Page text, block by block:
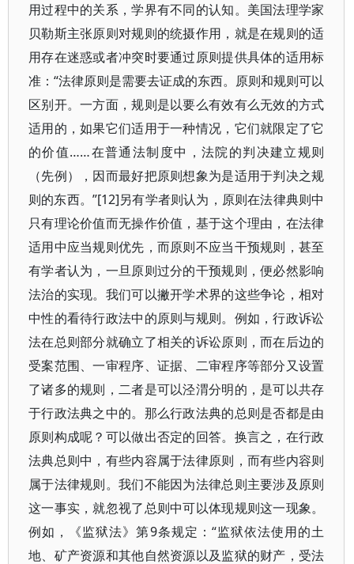
用过程中的关系，学界有不同的认知。美国法理学家
贝勒斯主张原则对规则的统摄作用，就是在规则的适
用存在迷惑或者冲突时要通过原则提供具体的适用标
准：“法律原则是需要去证成的东西。原则和规则可以
区别开。一方面，规则是以要么有效有么无效的方式
适用的，如果它们适用于一种情况，它们就限定了它
的价值……在普通法制度中，法院的判决建立规则
（先例），因而最好把原则想象为是适用于判决之规
则的东西。”[12]另有学者则认为，原则在法律典则中
只有理论价值而无操作价值，基于这个理由，在法律
适用中应当规则优先，而原则不应当干预规则，甚至
有学者认为，一旦原则过分的干预规则，便必然影响
法治的实现。我们可以撇开学术界的这些争论，相对
中性的看待行政法中的原则与规则。例如，行政诉讼
法在总则部分就确立了相关的诉讼原则，而在后边的
受案范围、一审程序、证据、二审程序等部分又设置
了诸多的规则，二者是可以泾渭分明的，是可以共存
于行政法典之中的。那么行政法典的总则是否都是由
原则构成呢？可以做出否定的回答。换言之，在行政
法典总则中，有些内容属于法律原则，而有些内容则
属于法律规则。我们不能因为法律总则主要涉及原则
这一事实，就忽视了总则中可以体现规则这一现象。
例如，《监狱法》第9条规定：“监狱依法使用的土
地、矿产资源和其他自然资源以及监狱的财产，受法